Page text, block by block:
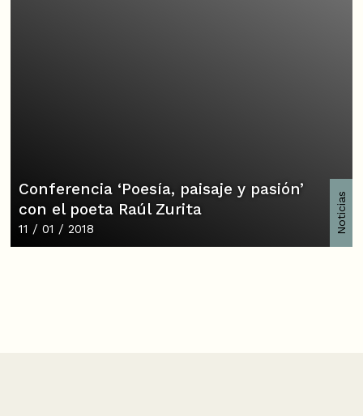
Conferencia ‘Poesía, paisaje y pasión’
con el poeta Raúl Zurita
11 / 01 / 2018 Noticias